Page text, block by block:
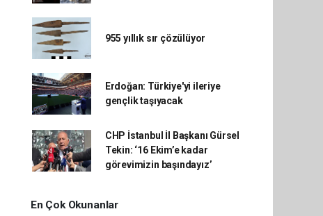
955 yıllık sır çözülüyor
Erdoğan: Türkiye'yi ileriye
gençlik taşıyacak
CHP İstanbul İl Başkanı Gürsel
Tekin: ‘16 Ekim’e kadar
görevimizin başındayız’
En Çok Okunanlar